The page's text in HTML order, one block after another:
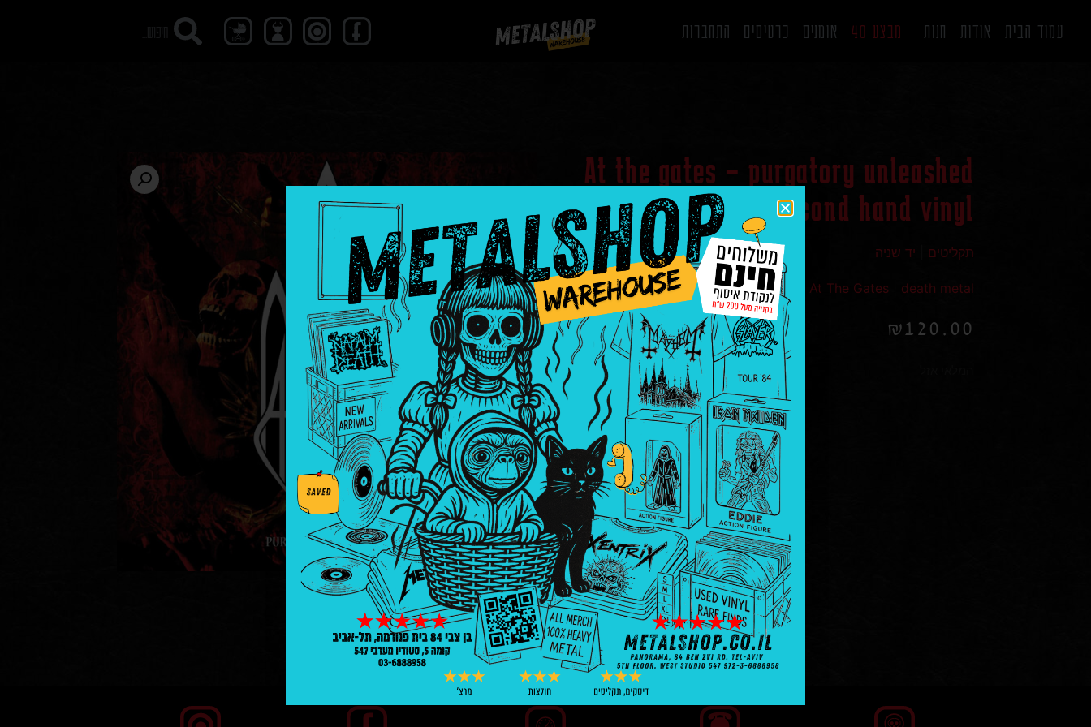
עמוד הבית אודות חנות מבצע 40 אומנים כרטיסים התחברות
At the gates – purgatory unleashed
live at wacken second hand vinyl
תקליטים יד שניה
At The Gates| death metal
₪120.00